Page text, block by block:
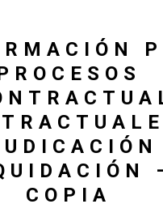
COPIA